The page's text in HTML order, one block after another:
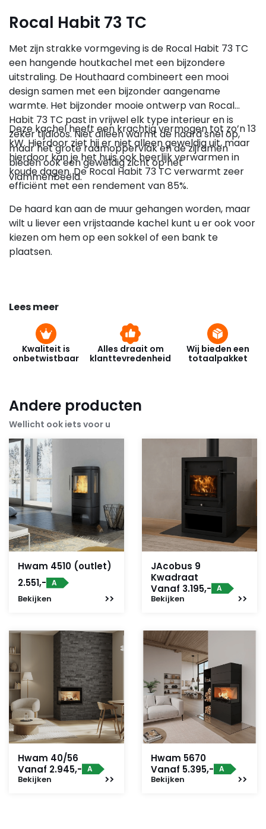
Rocal Habit 73 TC
Met zijn strakke vormgeving is de Rocal Habit 73 TC
een hangende houtkachel met een bijzondere
uitstraling. De Houthaard combineert een mooi
design samen met een bijzonder aangename
warmte. Het bijzonder mooie ontwerp van Rocal
Habit 73 TC past in vrijwel elk type interieur en is
zeker tijdloos. Niet alleen warmt de haard snel op,
maar het grote raamoppervlak en de zijramen
bieden ook een geweldig zicht op het
vlammenbeeld.
Deze kachel heeft een krachtig vermogen tot zo’n 13
kW. Hierdoor ziet hij er niet alleen geweldig uit, maar
hierdoor kan je het huis ook heerlijk verwarmen in
koude dagen. De Rocal Habit 73 TC verwarmt zeer
efficiënt met een rendement van 85%.
De haard kan aan de muur gehangen worden, maar
wilt u liever een vrijstaande kachel kunt u er ook voor
kiezen om hem op een sokkel of een bank te
plaatsen.
Lees meer
Kwaliteit is
onbetwistbaar
Alles draait om
klanttevredenheid
Wij bieden een
totaalpakket
Andere producten
Wellicht ook iets voor u
Hwam 4510 (outlet)
2.551,- A
Bekijken
JAcobus 9
Kwadraat
Vanaf 3.195,- A
Bekijken
Hwam 40/56
Vanaf 2.945,- A
Bekijken
Hwam 5670
Vanaf 5.395,- A
Bekijken